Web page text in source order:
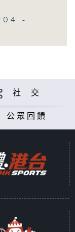
-
社 交
公眾回饋